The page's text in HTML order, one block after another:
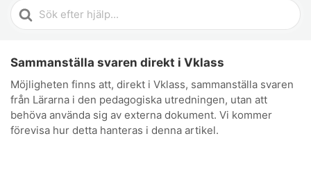
Search
For
Sammanställa svaren direkt i Vklass
Möjligheten finns att, direkt i Vklass, sammanställa svaren
från Lärarna i den pedagogiska utredningen, utan att
behöva använda sig av externa dokument. Vi kommer
förevisa hur detta hanteras i denna artikel.